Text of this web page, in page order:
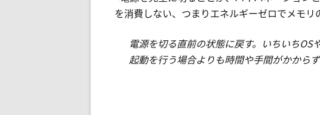
を消費しない、つまりエネルギーゼロでメモリ
電源を切る直前の状態に戻す。いちいち
起動を行う場合よりも時間や手間がかから